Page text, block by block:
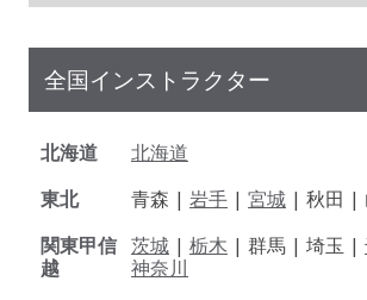
全国インストラクター
北海道
北海道
東北
青森 | 岩手 | 宮城 | 秋田 |
関東甲信
越
茨城 | 栃木 | 群馬 | 埼玉 |
神奈川